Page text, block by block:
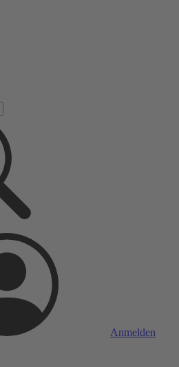
Anmelden